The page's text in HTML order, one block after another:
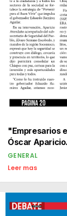
"Empresarios
GENERAL
Leer mas